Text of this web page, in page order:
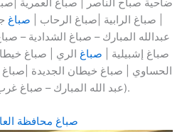
ضاحية صباح الناصر | صباغ العمرية
| صباغ الرابية |صباغ الرحاب | صباغ
عبدالله المبارك – صباغ الشدادية –
صباغ إشبيلية | صباغ الري | صباغ
الحساوي | صباغ خيطان الجديدة
عبد الله المبارك – صباغ غرب عبدالله المبارك).
صباغ محافظة